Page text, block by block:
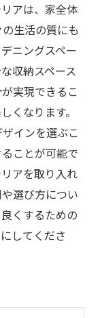
アは、家全体
生活の質にも
ニングスペー
収納スペース
実現できるこ
くなります。
インを選ぶこ
ことが可能で
アを取り入れ
選び方につい
くするための
してくださ